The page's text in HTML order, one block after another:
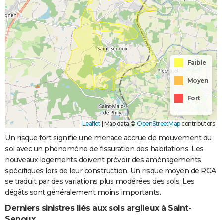
Faible
Moyen
Fort
Leaflet Map data © OpenStreetMapcontributors
Un risque fort signifie une menace accrue de mouvement du
sol avec un phénomène de fissuration des habitations. Les
nouveaux logements doivent prévoir des aménagements
spécifiques lors de leur construction. Un risque moyen de RGA
se traduit par des variations plus modérées des sols. Les
dégâts sont généralement moins importants.
Derniers sinistres liés aux sols argileux à Saint-